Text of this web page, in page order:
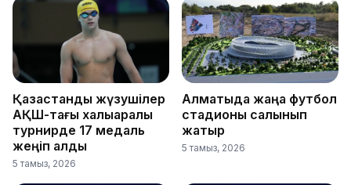
Қазақстандық жүзушілер
АҚШ-тағы халықаралық
турнирде 17 медаль
жеңіп алды
5 тамыз, 2026
Алматыда жаңа футбол
стадионы салынып
жатыр
5 тамыз, 2026